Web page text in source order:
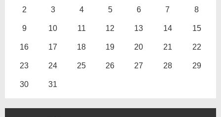
2 3 4 5 6 7 8
9 10 11 12 13 14 15
16 17 18 19 20 21 22
23 24 25 26 27 28 29
30 31